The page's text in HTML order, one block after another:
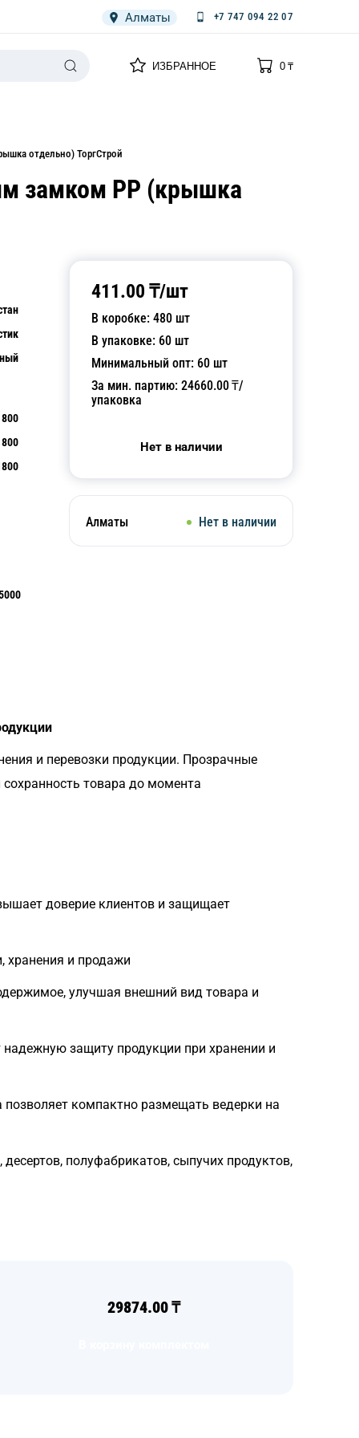
Алматы +7 747 094 22 07
ИЗБРАННОЕ
0
0₸
отдельно) ТоргСтрой
замком PP (крышка
411.00 ₸/шт
В коробке: 480 шт
В упаковке: 60 шт
Минимальный опт: 60 шт
За мин. партию: 24660.00₸/
упаковка
Нет в наличии
Алматы Нет в наличии
800
800
и перевозки продукции. Прозрачные
товара до момента
доверие клиентов и защищает
хранения и продажи
улучшая внешний вид товара и
защиту продукции при хранении и
компактно размещать ведерки на
полуфабрикатов, сыпучих продуктов,
29874.00₸